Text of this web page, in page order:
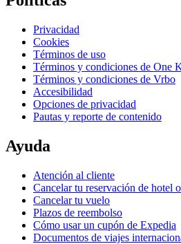
Privacidad
Cookies
Términos de uso
Términos y condiciones de One
Términos y condiciones de Vrbo
Accesibilidad
Opciones de privacidad
Pautas y reporte de contenido
Ayuda
Atención al cliente
Cancelar tu reservación de hotel
Cancelar tu vuelo
Plazos de reembolso
Cómo usar un cupón de Expedia
Documentos de viajes